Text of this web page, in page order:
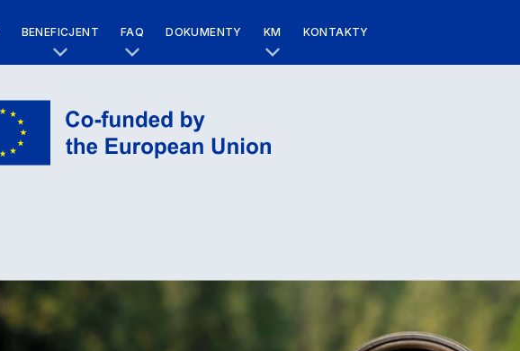
BENEFICJENT FAQ DOKUMENTY KM KONTAKTY